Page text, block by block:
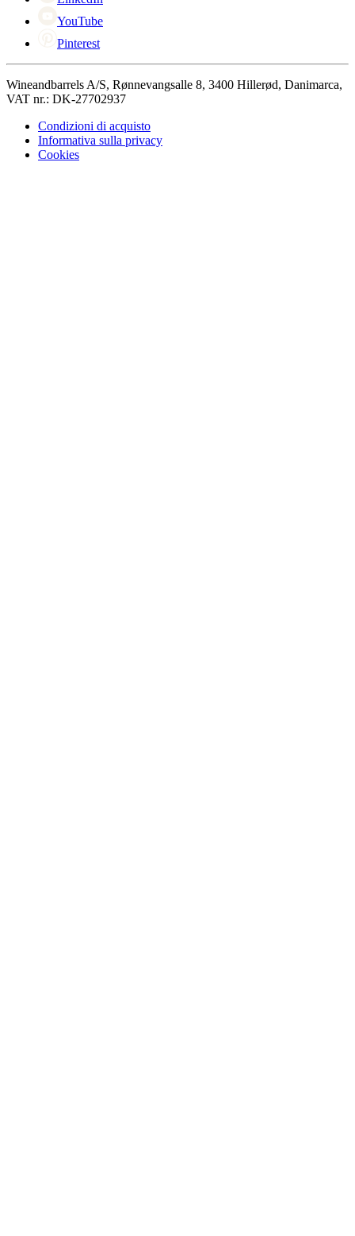
YouTube
Pinterest
Wineandbarrels A/S, Rønnevangsalle 8, 3400 Hillerød, Danimarca,
VAT nr.: DK-27702937
Condizioni di acquisto
Informativa sulla privacy
Cookies